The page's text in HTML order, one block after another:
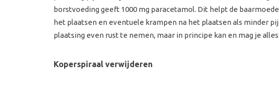
borstvoeding geeft 1000 mg paracetamol. Dit helpt de
het plaatsen en eventuele krampen na het plaatsen als minder
plaatsing even rust te nemen, maar in principe kan en mag je
Koperspiraal verwijderen